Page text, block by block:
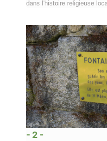
dans l'histoire religieuse
- 2 -